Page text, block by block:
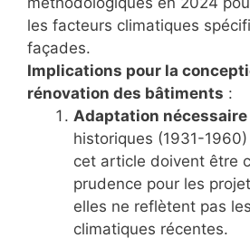
les facteurs climatiques
façades.
Implications pour la
rénovation des bâtiments :
Adaptation nécessaire
historiques (1931-
cet article doivent être
prudence pour les
elles ne reflètent pas
climatiques récentes.